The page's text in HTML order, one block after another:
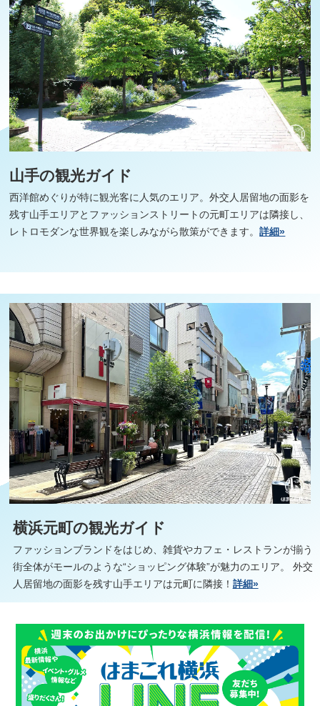
山手の観光ガイド
西洋館めぐりが特に観光客に人気のエリア。外交人居留地の面影を
残す山手エリアとファッションストリートの元町エリアは隣接し、
レトロモダンな世界観を楽しみながら散策ができます。詳細»
横浜元町の観光ガイド
ファッションブランドをはじめ、雑貨やカフェ・レストランが揃う
街全体がモールのような“ショッピング体験”が魅力のエリア。 外交
人居留地の面影を残す山手エリアは元町に隣接！ 詳細»